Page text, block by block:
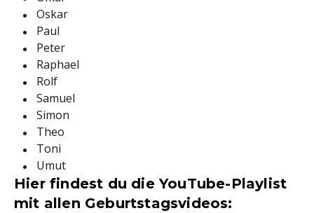
Oskar
Paul
Peter
Raphael
Rolf
Samuel
Simon
Theo
Toni
Umut
Hier findest du die YouTube-Playlist
mit allen Geburtstagsvideos: